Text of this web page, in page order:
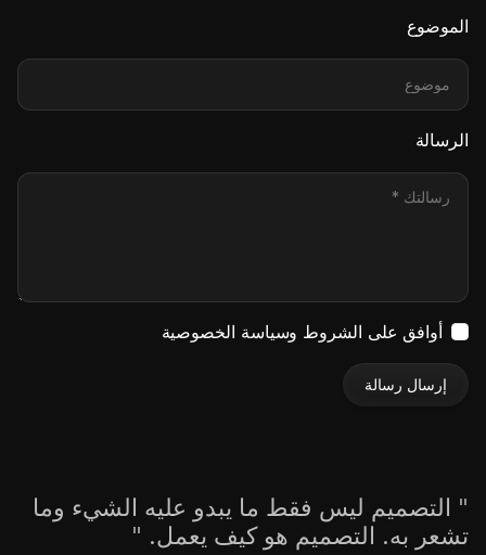
الموضوع
الرسالة
أوافق على الشروط وسياسة الخصوصية
إرسال رسالة
" التصميم ليس فقط ما يبدو عليه الشيء وما
تشعر به. التصميم هو كيف يعمل. "